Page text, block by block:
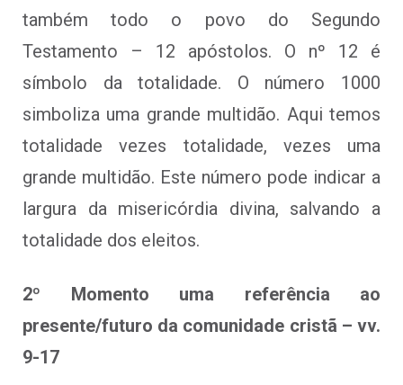
também todo o povo do Segundo
Testamento – 12 apóstolos. O nº 12 é
símbolo da totalidade. O número 1000
simboliza uma grande multidão. Aqui temos
totalidade vezes totalidade, vezes uma
grande multidão. Este número pode indicar a
largura da misericórdia divina, salvando a
totalidade dos eleitos.
2º Momento uma referência ao
presente/futuro da comunidade cristã – vv.
9-17